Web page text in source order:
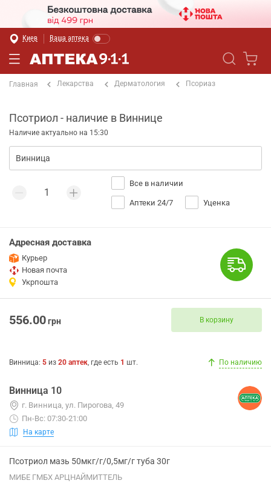
Киев Ваша аптека
Главная Лекарства Дерматология Псориаз
Псотриол - наличие в Виннице
Наличие актуально на 15:30
Все в наличии
Аптеки 24/7 Уценка
Адресная доставка
Курьер
Новая почта
Укрпошта
556.00грн В корзину
Винница: 5 из 20 аптек, где есть 1 шт. По наличию
Винница 10
г. Винница, ул. Пирогова, 49
Пн-Вс: 07:30-21:00
На карте
Псотриол мазь 50мкг/г/0,5мг/г туба 30г
МИБЕ ГМБХ АРЦНАЙМИТТЕЛЬ